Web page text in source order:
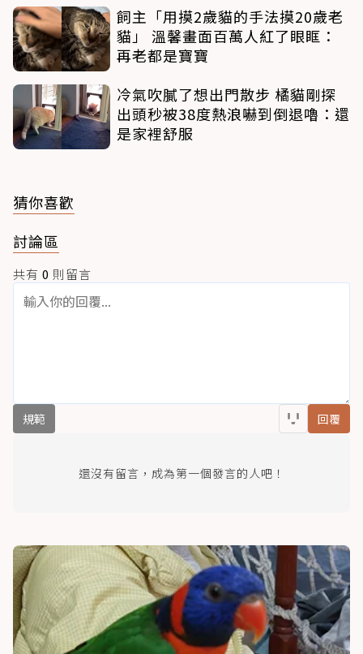
飼主「用摸2歲貓的手法摸20歲老
貓」 溫馨畫面百萬人紅了眼眶：
再老都是寶寶
冷氣吹膩了想出門散步 橘貓剛探
出頭秒被38度熱浪嚇到倒退嚕：還
是家裡舒服
猜你喜歡
討論區
共有 0 則留言
規範 回覆
還沒有留言，成為第一個發言的人吧！